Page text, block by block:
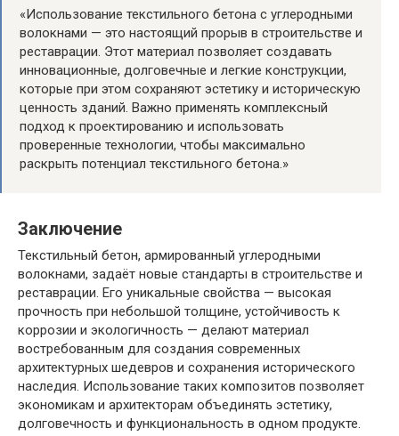
«Использование текстильного бетона с углеродными
волокнами — это настоящий прорыв в строительстве и
реставрации. Этот материал позволяет создавать
инновационные, долговечные и легкие конструкции,
которые при этом сохраняют эстетику и историческую
ценность зданий. Важно применять комплексный
подход к проектированию и использовать
проверенные технологии, чтобы максимально
раскрыть потенциал текстильного бетона.»
Заключение
Текстильный бетон, армированный углеродными
волокнами, задаёт новые стандарты в строительстве и
реставрации. Его уникальные свойства — высокая
прочность при небольшой толщине, устойчивость к
коррозии и экологичность — делают материал
востребованным для создания современных
архитектурных шедевров и сохранения исторического
наследия. Использование таких композитов позволяет
экономикам и архитекторам объединять эстетику,
долговечность и функциональность в одном продукте.